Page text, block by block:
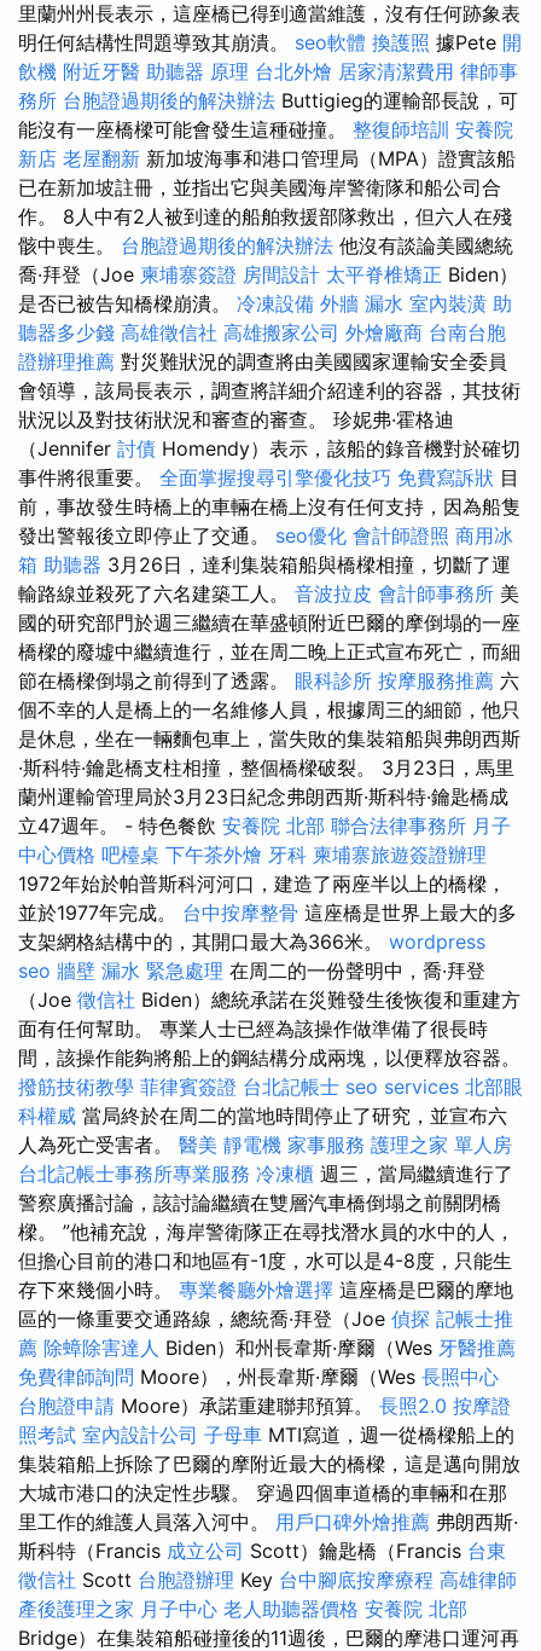
里蘭州州長表示，這座橋已得到適當維護，沒有任何跡象表
明任何結構性問題導致其崩潰。 seo軟體 換護照 據Pete 開
飲機 附近牙醫 助聽器 原理 台北外燴 居家清潔費用 律師事
務所 台胞證過期後的解決辦法 Buttigieg的運輸部長說，可
能沒有一座橋樑可能會發生這種碰撞。 整復師培訓 安養院
新店 老屋翻新 新加坡海事和港口管理局（MPA）證實該船
已在新加坡註冊，並指出它與美國海岸警衛隊和船公司合
作。 8人中有2人被到達的船舶救援部隊救出，但六人在殘
骸中喪生。 台胞證過期後的解決辦法 他沒有談論美國總統
喬·拜登（Joe 柬埔寨簽證 房間設計 太平脊椎矯正 Biden）
是否已被告知橋樑崩潰。 冷凍設備 外牆 漏水 室內裝潢 助
聽器多少錢 高雄徵信社 高雄搬家公司 外燴廠商 台南台胞
證辦理推薦 對災難狀況的調查將由美國國家運輸安全委員
會領導，該局長表示，調查將詳細介紹達利的容器，其技術
狀況以及對技術狀況和審查的審查。 珍妮弗·霍格迪
（Jennifer 討債 Homendy）表示，該船的錄音機對於確切
事件將很重要。 全面掌握搜尋引擎優化技巧 免費寫訴狀 目
前，事故發生時橋上的車輛在橋上沒有任何支持，因為船隻
發出警報後立即停止了交通。 seo優化 會計師證照 商用冰
箱 助聽器 3月26日，達利集裝箱船與橋樑相撞，切斷了運
輸路線並殺死了六名建築工人。 音波拉皮 會計師事務所 美
國的研究部門於週三繼續在華盛頓附近巴爾的摩倒塌的一座
橋樑的廢墟中繼續進行，並在周二晚上正式宣布死亡，而細
節在橋樑倒塌之前得到了透露。 眼科診所 按摩服務推薦 六
個不幸的人是橋上的一名維修人員，根據周三的細節，他只
是休息，坐在一輛麵包車上，當失敗的集裝箱船與弗朗西斯
·斯科特·鑰匙橋支柱相撞，整個橋樑破裂。 3月23日，馬里
蘭州運輸管理局於3月23日紀念弗朗西斯·斯科特·鑰匙橋成
立47週年。 - 特色餐飲 安養院 北部 聯合法律事務所 月子
中心價格 吧檯桌 下午茶外燴 牙科 柬埔寨旅遊簽證辦理
1972年始於帕普斯科河河口，建造了兩座半以上的橋樑，
並於1977年完成。 台中按摩整骨 這座橋是世界上最大的多
支架網格結構中的，其開口最大為366米。 wordpress
seo 牆壁 漏水 緊急處理 在周二的一份聲明中，喬·拜登
（Joe 徵信社 Biden）總統承諾在災難發生後恢復和重建方
面有任何幫助。 專業人士已經為該操作做準備了很長時
間，該操作能夠將船上的鋼結構分成兩塊，以便釋放容器。
撥筋技術教學 菲律賓簽證 台北記帳士 seo services 北部眼
科權威 當局終於在周二的當地時間停止了研究，並宣布六
人為死亡受害者。 醫美 靜電機 家事服務 護理之家 單人房
台北記帳士事務所專業服務 冷凍櫃 週三，當局繼續進行了
警察廣播討論，該討論繼續在雙層汽車橋倒塌之前關閉橋
樑。 ”他補充說，海岸警衛隊正在尋找潛水員的水中的人，
但擔心目前的港口和地區有-1度，水可以是4-8度，只能生
存下來幾個小時。 專業餐廳外燴選擇 這座橋是巴爾的摩地
區的一條重要交通路線，總統喬·拜登（Joe 偵探 記帳士推
薦 除蟑除害達人 Biden）和州長韋斯·摩爾（Wes 牙醫推薦
免費律師詢問 Moore），州長韋斯·摩爾（Wes 長照中心
台胞證申請 Moore）承諾重建聯邦預算。 長照2.0 按摩證
照考試 室內設計公司 子母車 MTI寫道，週一從橋樑船上的
集裝箱船上拆除了巴爾的摩附近最大的橋樑，這是邁向開放
大城市港口的決定性步驟。 穿過四個車道橋的車輛和在那
里工作的維護人員落入河中。 用戶口碑外燴推薦 弗朗西斯·
斯科特（Francis 成立公司 Scott）鑰匙橋（Francis 台東
徵信社 Scott 台胞證辦理 Key 台中腳底按摩療程 高雄律師
產後護理之家 月子中心 老人助聽器價格 安養院 北部
Bridge）在集裝箱船碰撞後的11週後，巴爾的摩港口運河再